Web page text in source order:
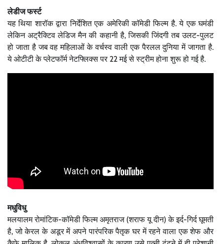
लेडीज फर्स्ट
यह थिया शारॉक द्वारा निर्देशित एक अमेरिकी कॉमेडी फिल्म है. ये एक घमंडी
लेकिन अट्रैक्टिव लेडिज मैन की कहानी है, जिसकी जिंदगी तब उलट-पुलट
हो जाता है जब वह महिलाओं के वर्चस्व वाली एक पैरलल दुनिया में जागता है.
ये ओटीटी के प्लेटफॉर्म नेटफ्लिक्स पर 22 मई से स्ट्रीम होना शुरू हो गई है.
मधुविधु
मलयालम रोमांटिक-कॉमेडी फिल्म अमृतराज (शराफ यू दीन) के इर्द-गिर्द घूमती
है, जो केरल के अडूर में अपने पारंपरिक पैतृक घर में रहने वाला एक शेफ और